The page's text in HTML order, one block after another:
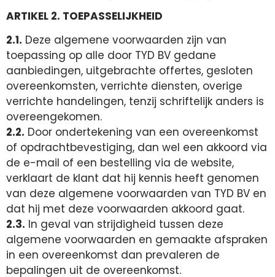
ARTIKEL 2. TOEPASSELIJKHEID
2.1. Deze algemene voorwaarden zijn van
toepassing op alle door TYD BV gedane
aanbiedingen, uitgebrachte offertes, gesloten
overeenkomsten, verrichte diensten, overige
verrichte handelingen, tenzij schriftelijk anders is
overeengekomen.
2.2. Door ondertekening van een overeenkomst
of opdrachtbevestiging, dan wel een akkoord via
de e-mail of een bestelling via de website,
verklaart de klant dat hij kennis heeft genomen
van deze algemene voorwaarden van TYD BV en
dat hij met deze voorwaarden akkoord gaat.
2.3. In geval van strijdigheid tussen deze
algemene voorwaarden en gemaakte afspraken
in een overeenkomst dan prevaleren de
bepalingen uit de overeenkomst.